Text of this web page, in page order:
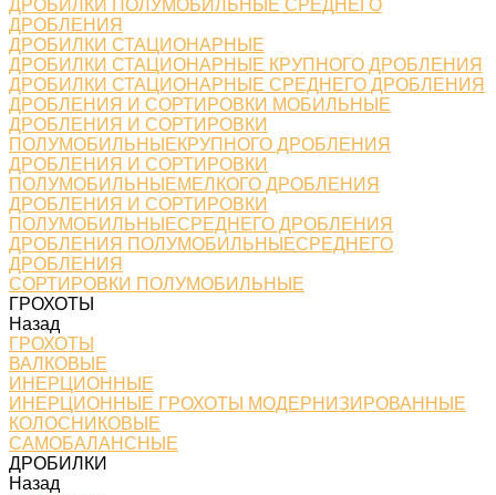
ДРОБИЛКИ ПОЛУМОБИЛЬНЫЕ СРЕДНЕГО
ДРОБЛЕНИЯ
ДРОБИЛКИ СТАЦИОНАРНЫЕ
ДРОБИЛКИ СТАЦИОНАРНЫЕ КРУПНОГО ДРОБЛЕНИЯ
ДРОБИЛКИ СТАЦИОНАРНЫЕ СРЕДНЕГО ДРОБЛЕНИЯ
ДРОБЛЕНИЯ И СОРТИРОВКИ МОБИЛЬНЫЕ
ДРОБЛЕНИЯ И СОРТИРОВКИ
ПОЛУМОБИЛЬНЫЕКРУПНОГО ДРОБЛЕНИЯ
ДРОБЛЕНИЯ И СОРТИРОВКИ
ПОЛУМОБИЛЬНЫЕМЕЛКОГО ДРОБЛЕНИЯ
ДРОБЛЕНИЯ И СОРТИРОВКИ
ПОЛУМОБИЛЬНЫЕСРЕДНЕГО ДРОБЛЕНИЯ
ДРОБЛЕНИЯ ПОЛУМОБИЛЬНЫЕСРЕДНЕГО
ДРОБЛЕНИЯ
СОРТИРОВКИ ПОЛУМОБИЛЬНЫЕ
ГРОХОТЫ
Назад
ГРОХОТЫ
ВАЛКОВЫЕ
ИНЕРЦИОННЫЕ
ИНЕРЦИОННЫЕ ГРОХОТЫ МОДЕРНИЗИРОВАННЫЕ
КОЛОСНИКОВЫЕ
САМОБАЛАНСНЫЕ
ДРОБИЛКИ
Назад